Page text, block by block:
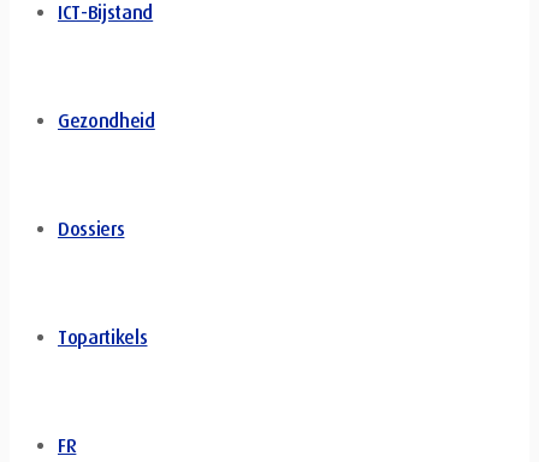
ICT-Bijstand
Gezondheid
Dossiers
Topartikels
FR